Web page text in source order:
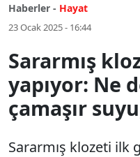
Haberler - Hayat
23 Ocak 2025 - 16:44
Sararmış
yapıyor: Ne
çamaşır
Sararmış klozeti ilk